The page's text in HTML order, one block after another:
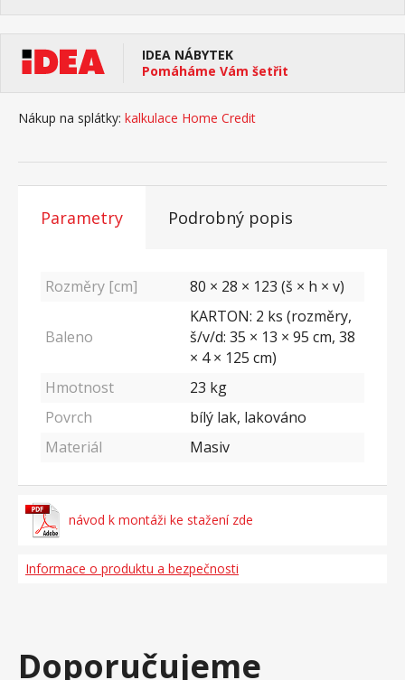
IDEA NÁBYTEK
Pomáháme Vám šetřit
Nákup na splátky: kalkulace Home Credit
Parametry Podrobný popis
Rozměry [cm] 80 × 28 × 123 (š × h × v)
Baleno
KARTON: 2 ks (rozměry,
š/v/d: 35 × 13 × 95 cm, 38
× 4 × 125 cm)
Hmotnost
23 kg
Povrch
bílý lak, lakováno
Materiál
Masiv
návod k montáži ke stažení zde
Informace o produktu a bezpečnosti
Doporučujeme